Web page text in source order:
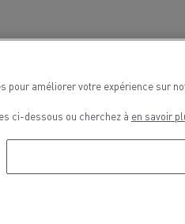
pour améliorer votre expérience sur
ci-dessous ou cherchez à en savoir